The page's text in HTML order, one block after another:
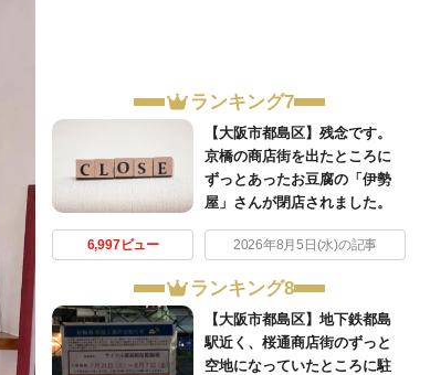
ランキング7
【大阪市都島区】残念です。
京橋の商店街を出たところに
ずっとあったお豆腐の「伊勢
屋」さんが閉店されました。
6,997ビュー 2026年8月5日(水)の記事
ランキング8
【大阪市都島区】地下鉄都島
駅近く、桜通商店街のずっと
空地になっていたところに駐